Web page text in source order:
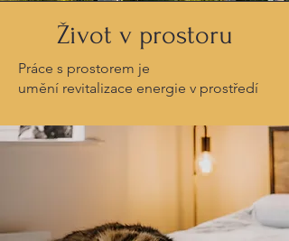
​Život v prostoru
Práce s prostorem je
umění revitalizace energie v prostředí